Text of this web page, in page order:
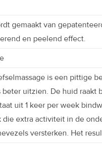
gemaakt van
en peelend effect.
is een pittige
uitzien. De huid
uit 1 keer per week
extra activiteit in de
versterken. Het